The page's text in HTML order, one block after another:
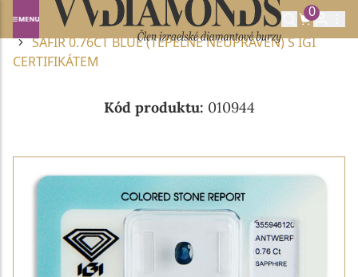
0
Domů DRAHOKAMY A POLODRAHOKAMY
SAFÍR
SAFÍR 0.76CT BLUE (TEPELNĚ NEUPRAVEN) S IGI
CERTIFIKÁTEM
Kód produktu: 010944